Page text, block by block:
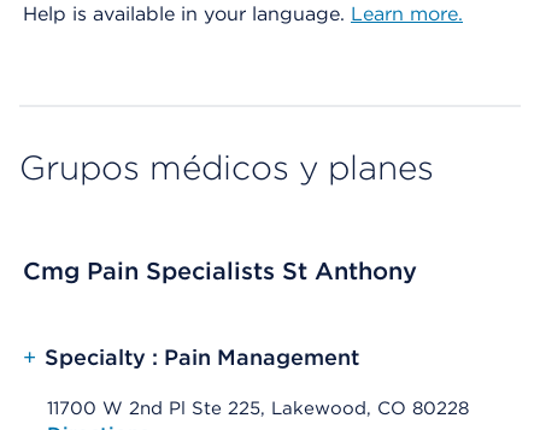
Help is available in your language. Learn more.
Grupos médicos y planes
Cmg Pain Specialists St Anthony
+ Specialty : Pain Management
11700 W 2nd Pl Ste 225, Lakewood, CO 80228